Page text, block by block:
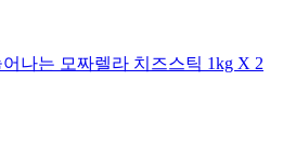
나는 모짜렐라 치즈스틱 1kg X 2